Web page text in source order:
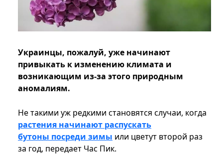
Украинцы, пожалуй, уже начинают
привыкать к изменению климата и
возникающим из-за этого природным
аномалиям.
Не такими уж редкими становятся случаи, когда
растения начинают распускать
бутоны посреди зимы или цветут второй раз
за год, передает Час Пик.